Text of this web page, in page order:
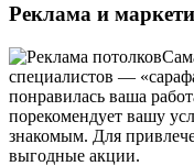
Реклама и
специалистов —
понравилась ваша
порекомендует вашу
знакомым. Для
выгодные акции.